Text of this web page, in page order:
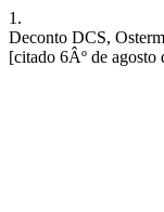
1.
Deconto DCS,
[citado 6Âº de